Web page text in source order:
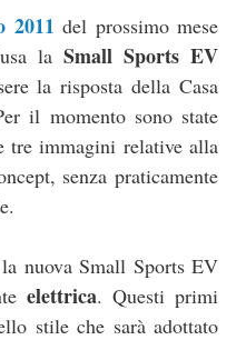
2011 del prossimo mese
la Small Sports EV
la risposta della Casa
il momento sono state
tre immagini relative alla
senza praticamente
nuova Small Sports EV
elettrica. Questi primi
stile che sarà adottato